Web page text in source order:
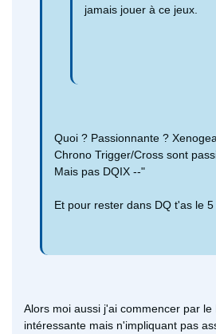
jamais jouer à ce jeux.
Quoi ? Passionnante ?
Chrono Trigger/Cross sont
Mais pas DQIX --"
Et pour rester dans DQ t'as le
Alors moi aussi j'ai commencer par
intéressante mais n'impliquant pas